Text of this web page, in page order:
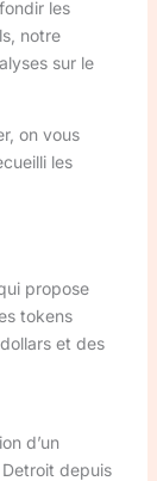
les
notre
sur le
on vous
les
propose
tokens
et des
d’un
depuis